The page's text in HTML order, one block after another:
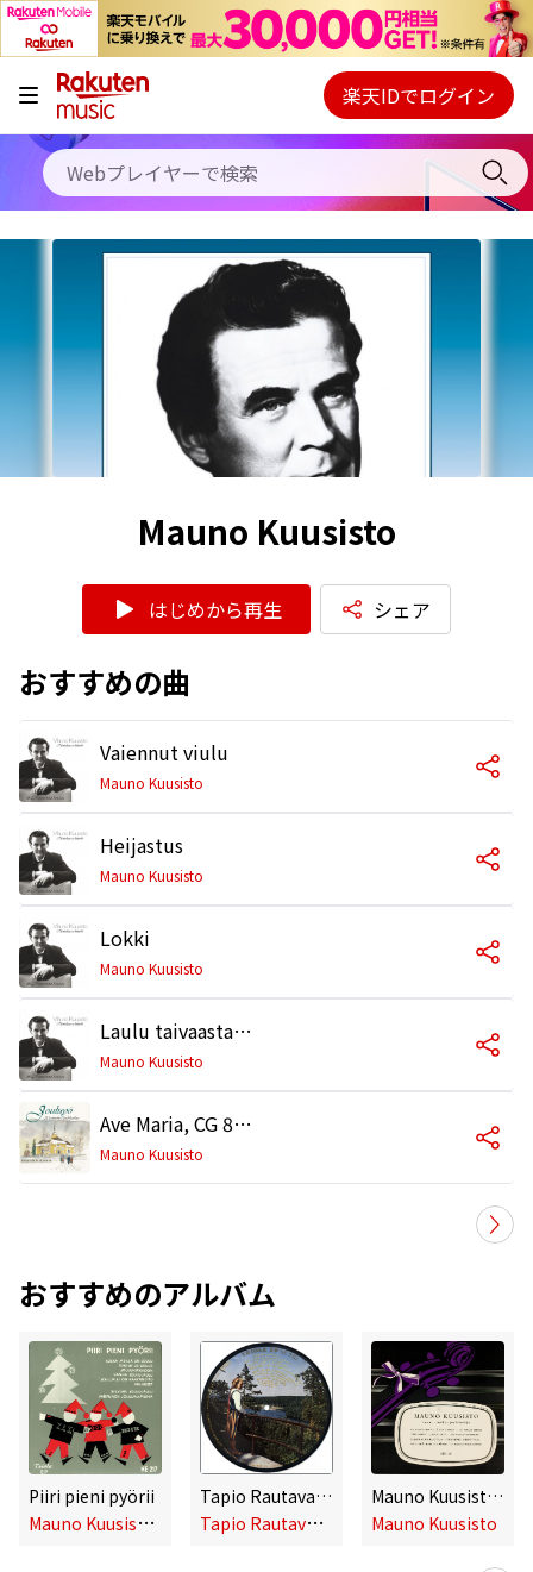
キャンペーン
料金プラン
使い方
初回30日間無料お試し
Webプレイヤー
ご契約内容の確認・変更
楽天IDでログイン
Mauno Kuusisto
はじめから再生 シェア
おすすめの曲
Vaiennut viulu
Mauno Kuusisto
Heijastus
Mauno Kuusisto
Lokki
Mauno Kuusisto
Laulu taivaasta (Olen kuullut on kaupunki tuolla)
Mauno Kuusisto
Ave Maria, CG 89a
Mauno Kuusisto
おすすめのアルバム
Piiri pieni pyörii
M
auno Kuusisto ja Lapsikuoro
Tapio Rautavaara, Kauko Käyhkö ja Mauno Kuusisto
T
apio Rautavaara, Kauko Käyhkö ja Mauno Kuusisto
Mauno Kuusisto laulaa virsiä ja joululauluja
Mauno Kuusisto